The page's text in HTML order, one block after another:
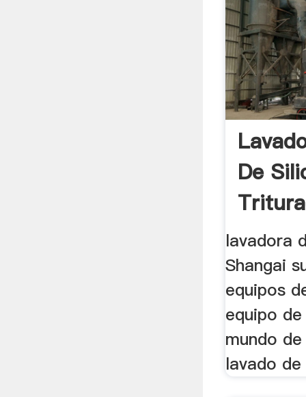
De
lavadora
Shangai
equipos
equipo
mundo
lavado